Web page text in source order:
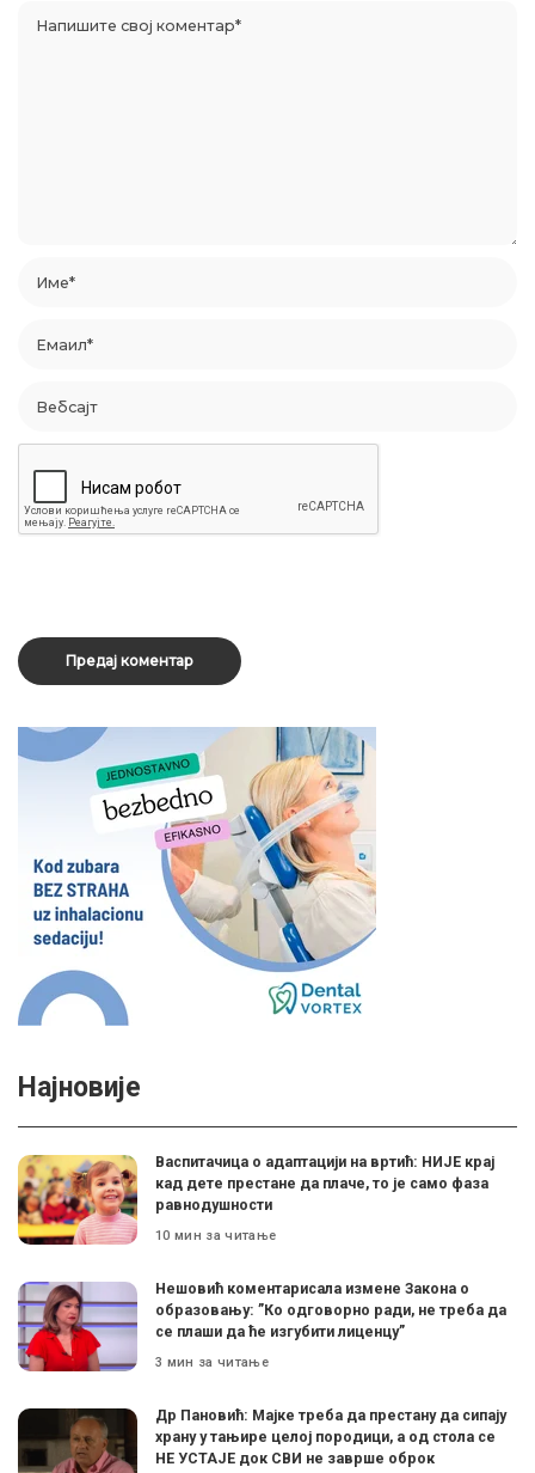
Најновије
Васпитачица о адаптацији на вртић: НИЈЕ крај
кад дете престане да плаче, то је само фаза
равнодушности
10 мин за читање
Нешовић коментарисала измене Закона о
образовању: ”Ко одговорно ради, не треба да
се плаши да ће изгубити лиценцу”
3 мин за читање
Др Пановић: Мајке треба да престану да сипају
храну у тањире целој породици, а од стола се
НЕ УСТАЈЕ док СВИ не заврше оброк